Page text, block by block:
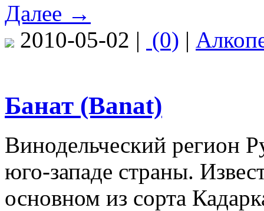
Далее →
2010-05-02 | (0) |
Банат (Banat)
Винодельческий регион
юго-западе страны.
основном из сорта